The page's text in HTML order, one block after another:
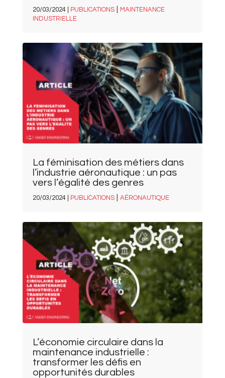
20/03/2024 | PUBLICATIONS| MAINTENANCE
INDUSTRIELLE
La féminisation des métiers dans
l’industrie aéronautique : un pas
vers l’égalité des genres
20/03/2024 | PUBLICATIONS| AÉRONAUTIQUE
L’économie circulaire dans la
maintenance industrielle :
transformer les défis en
opportunités durables